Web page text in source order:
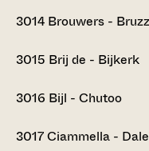
3014 Brouwers -
3015 Brij de - Bijkerk
3016 Bijl - Chutoo
3017Ciammella -